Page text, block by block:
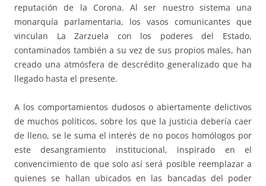
reputación de la Corona. Al ser nuestro sistema una
monarquía parlamentaria, los vasos comunicantes que
vinculan La Zarzuela con los poderes del Estado,
contaminados también a su vez de sus propios males, han
creado una atmósfera de descrédito generalizado que ha
llegado hasta el presente.
A los comportamientos dudosos o abiertamente delictivos
de muchos políticos, sobre los que la justicia debería caer
de lleno, se le suma el interés de no pocos homólogos por
este desangramiento institucional, inspirado en el
convencimiento de que solo así será posible reemplazar a
quienes se hallan ubicados en las bancadas del poder